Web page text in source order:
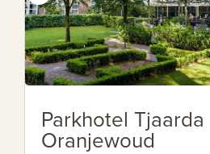
Parkhotel Tjaarda
Oranjewoud